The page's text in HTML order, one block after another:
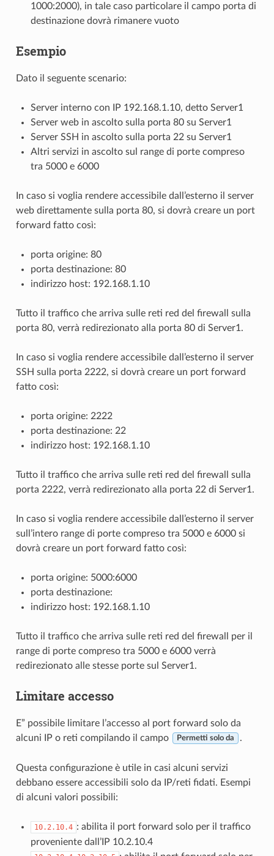
1000:2000), in tale caso particolare il campo porta di
destinazione dovrà rimanere vuoto
Esempio
Dato il seguente scenario:
Server interno con IP 192.168.1.10, detto Server1
Server web in ascolto sulla porta 80 su Server1
Server SSH in ascolto sulla porta 22 su Server1
Altri servizi in ascolto sul range di porte compreso
tra 5000 e 6000
In caso si voglia rendere accessibile dall’esterno il server
web direttamente sulla porta 80, si dovrà creare un port
forward fatto così:
porta origine: 80
porta destinazione: 80
indirizzo host: 192.168.1.10
Tutto il traffico che arriva sulle reti red del firewall sulla
porta 80, verrà redirezionato alla porta 80 di Server1.
In caso si voglia rendere accessibile dall’esterno il server
SSH sulla porta 2222, si dovrà creare un port forward
fatto così:
porta origine: 2222
porta destinazione: 22
indirizzo host: 192.168.1.10
Tutto il traffico che arriva sulle reti red del firewall sulla
porta 2222, verrà redirezionato alla porta 22 di Server1.
In caso si voglia rendere accessibile dall’esterno il server
sull’intero range di porte compreso tra 5000 e 6000 si
dovrà creare un port forward fatto così:
porta origine: 5000:6000
porta destinazione:
indirizzo host: 192.168.1.10
Tutto il traffico che arriva sulle reti red del firewall per il
range di porte compreso tra 5000 e 6000 verrà
redirezionato alle stesse porte sul Server1.
Limitare accesso
E” possibile limitare l’accesso al port forward solo da
alcuni IP o reti compilando il campo
Permetti solo da .
Questa configurazione è utile in casi alcuni servizi
debbano essere accessibili solo da IP/reti fidati. Esempi
di alcuni valori possibili:
10.2.10.4 : abilita il port forward solo per il traffico
proveniente dall’IP 10.2.10.4